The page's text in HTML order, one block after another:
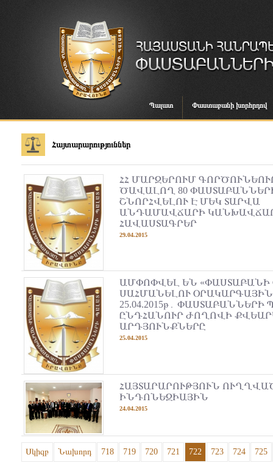
Պալատ Փաստաբանի խորհրդով
Հայտարարություններ
ՀՀ ՄԱՐԶԵՐՈՒՄ
ԾԱՎԱԼՈՂ 80
ՇՆՈՐՀՎԵԼՈՒ Է ՄԵԿ ՏԱՐՎԱ
ԱՆԴԱՄԱՎՃԱՐԻ
ՀԱՎԱՍՏԱԳՐԵՐ
29.04.2015
ԱՄՓՈՓՎԵԼ ԵՆ «ՓԱՍՏԱԲԱՆԻ
ՍԱՀՄԱՆԵԼՈՒ
25.04.2015թ․ ՓԱՍՏԱԲԱՆՆԵՐԻ
ԸՆԴՀԱՆՈՒՐ ԺՈՂՈՎԻ
ԱՐԴՅՈՒՆՔՆԵՐԸ
25.04.2015
ՀԱՅՏԱՐԱՐՈՒԹՅՈՒՆ
ԻՆԴՈՆԵԶԻԱՅԻՆ
24.04.2015
Սկիզբ Նախորդ 718 719 720 721 722 723 724 725